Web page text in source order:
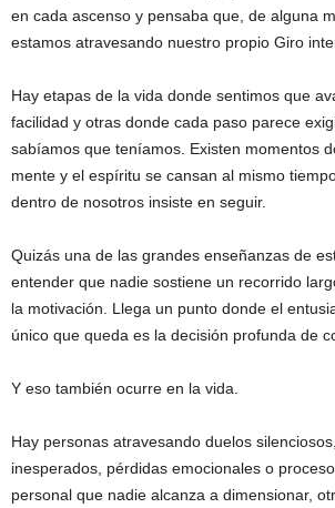
en cada ascenso y pensaba que, de alguna
estamos atravesando nuestro propio Giro
Hay etapas de la vida donde sentimos que
facilidad y otras donde cada paso parece
sabíamos que teníamos. Existen momentos
mente y el espíritu se cansan al mismo
dentro de nosotros insiste en seguir.
Quizás una de las grandes enseñanzas de
entender que nadie sostiene un recorrido
la motivación. Llega un punto donde el
único que queda es la decisión profunda de
Y eso también ocurre en la vida.
Hay personas atravesando duelos
inesperados, pérdidas emocionales o
personal que nadie alcanza a dimensionar,